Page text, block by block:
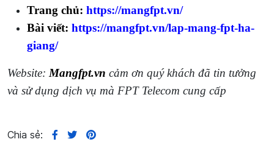
Trang chủ: https://mangfpt.vn/
Bài viết: https://mangfpt.vn/lap-mang-fpt-ha-
giang/
Website: Mangfpt.vn cảm ơn quý khách đã tin tưởng
và sử dụng dịch vụ mà FPT Telecom cung cấp
Chia sẻ: